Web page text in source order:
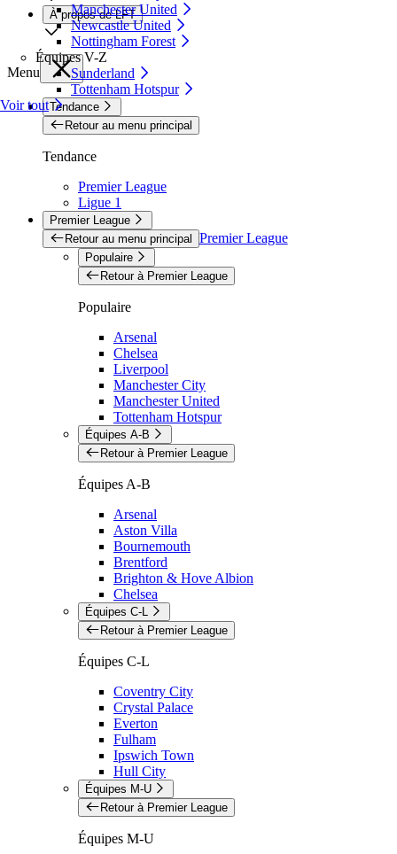
Manchester United
Newcastle United
Nottingham Forest
Équipes V-Z
Sunderland
Tottenham Hotspur
Voir tout
À propos de LFT
Menu
Tendance
Retour au menu principal
Tendance
Premier League
Ligue 1
Premier League
Retour au menu principal Premier League
Populaire
Retour à Premier League
Populaire
Arsenal
Chelsea
Liverpool
Manchester City
Manchester United
Tottenham Hotspur
Équipes A-B
Retour à Premier League
Équipes A-B
Arsenal
Aston Villa
Bournemouth
Brentford
Brighton & Hove Albion
Chelsea
Équipes C-L
Retour à Premier League
Équipes C-L
Coventry City
Crystal Palace
Everton
Fulham
Ipswich Town
Hull City
Équipes M-U
Retour à Premier League
Équipes M-U